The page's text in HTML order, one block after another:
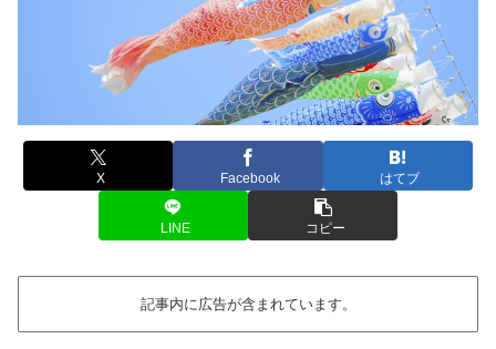
X Facebook はてブ
LINE コピー
記事内に広告が含まれています。